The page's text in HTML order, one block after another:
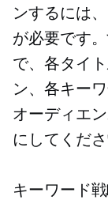
ンするには
が必要です
で、各タイ
ン、各キー
オーディエ
にしてくださ
キーワード